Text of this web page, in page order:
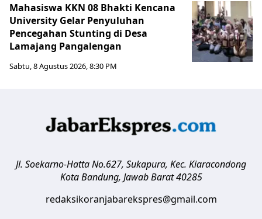
Mahasiswa KKN 08 Bhakti Kencana
University Gelar Penyuluhan
Pencegahan Stunting di Desa
Lamajang Pangalengan
Sabtu, 8 Agustus 2026, 8:30 PM
Jl. Soekarno-Hatta No.627, Sukapura, Kec. Kiaracondong
Kota Bandung, Jawab Barat 40285
redaksikoranjabarekspres@gmail.com